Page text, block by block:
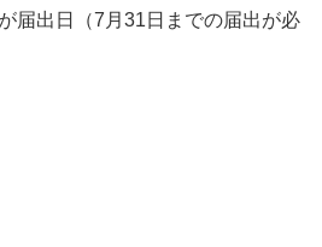
届出日（7月31日までの届出が必